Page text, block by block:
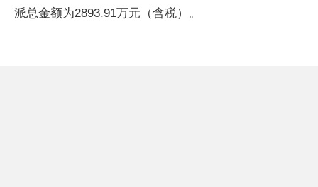
派总金额为2893.91万元（含税）。